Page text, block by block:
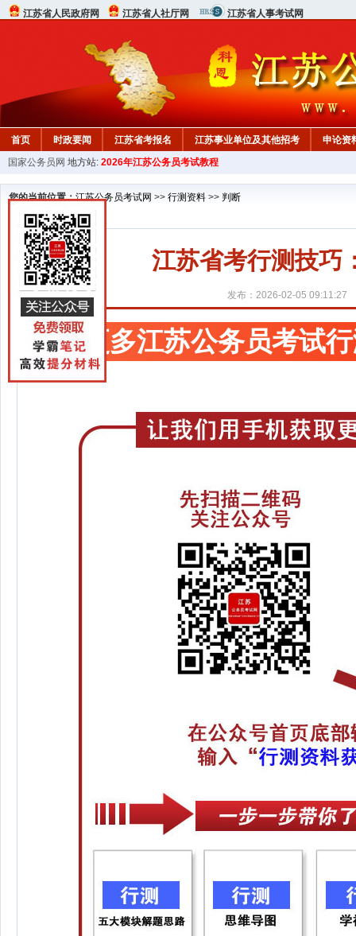
江苏省人民政府网 江苏省人社厅网 江苏省人事考试网
首页 时政要闻 江苏省考报名 江苏事业单位及其他招考
申论资
国家公务员网 地方站: 2026年江苏公务员考试教程
您的当前位置：江苏公务员考试网 >> 行测资料 >> 判断
江苏省考行测技巧
发布：2026-02-05 09:11:27
更多江苏公务员考试